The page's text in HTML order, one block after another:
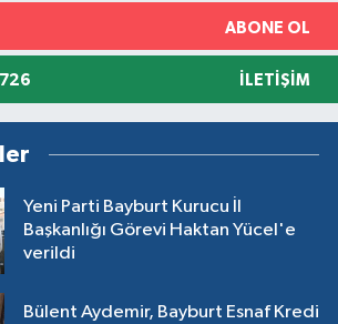
ABONE OL
İLETIŞIM
Yeni Parti Bayburt Kurucu İl
Başkanlığı Görevi Haktan Yücel'e
verildi
Bülent Aydemir, Bayburt Esnaf Kredi